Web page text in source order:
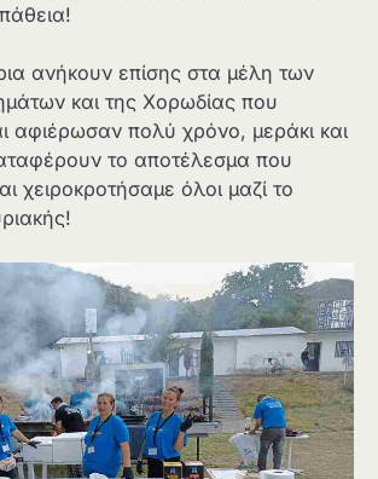
ανήκουν επίσης στα μέλη των
και της Χορωδίας που
αφιέρωσαν πολύ χρόνο, μεράκι και
το αποτέλεσμα που
χειροκροτήσαμε όλοι μαζί το